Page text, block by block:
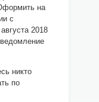
на
с
2018
никто
по